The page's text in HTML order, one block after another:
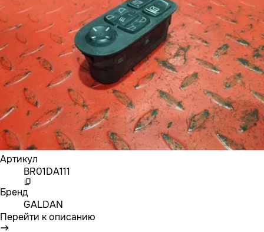
Артикул
BR01DA111
Бренд
GALDAN
Перейти к описанию